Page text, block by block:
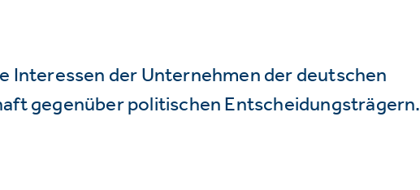
Interessen der Unternehmen der deutschen
gegenüber politischen Entscheidungsträgern.